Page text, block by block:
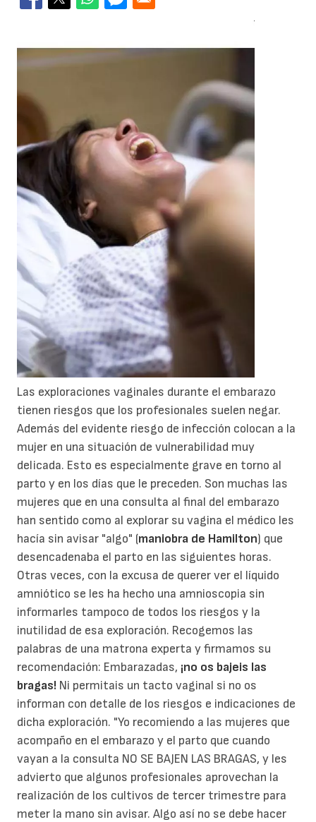
Las exploraciones vaginales durante el embarazo
tienen riesgos que los profesionales suelen negar.
Además del evidente riesgo de infección colocan a la
mujer en una situación de vulnerabilidad muy
delicada. Esto es especialmente grave en torno al
parto y en los días que le preceden. Son muchas las
mujeres que en una consulta al final del embarazo
han sentido como al explorar su vagina el médico les
hacía sin avisar "algo" (maniobra de Hamilton) que
desencadenaba el parto en las siguientes horas.
Otras veces, con la excusa de querer ver el líquido
amniótico se les ha hecho una amnioscopia sin
informarles tampoco de todos los riesgos y la
inutilidad de esa exploración. Recogemos las
palabras de una matrona experta y firmamos su
recomendación: Embarazadas, ¡no os bajeis las
bragas! Ni permitais un tacto vaginal si no os
informan con detalle de los riesgos e indicaciones de
dicha exploración. "Yo recomiendo a las mujeres que
acompaño en el embarazo y el parto que cuando
vayan a la consulta NO SE BAJEN LAS BRAGAS, y les
advierto que algunos profesionales aprovechan la
realización de los cultivos de tercer trimestre para
meter la mano sin avisar. Algo así no se debe hacer